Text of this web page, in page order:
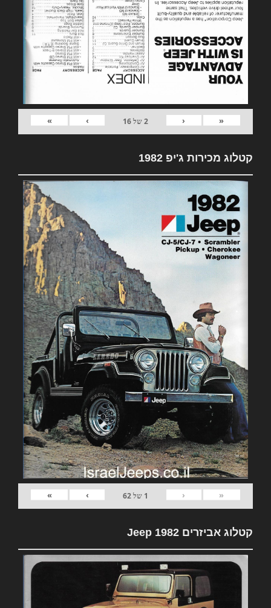
«
‹
2של16
›
»
קטלוג מכירות ג'יפ 1982
«
‹
1 של62
›
»
קטלוג אביזרים 1982 Jeep